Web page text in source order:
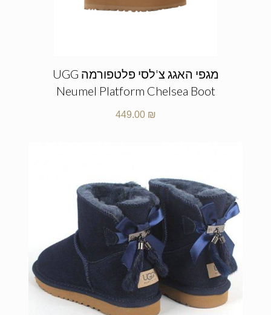
מגפי האגג צ'לסי פלטפורמה UGG
Neumel Platform Chelsea Boot
449.00 ₪